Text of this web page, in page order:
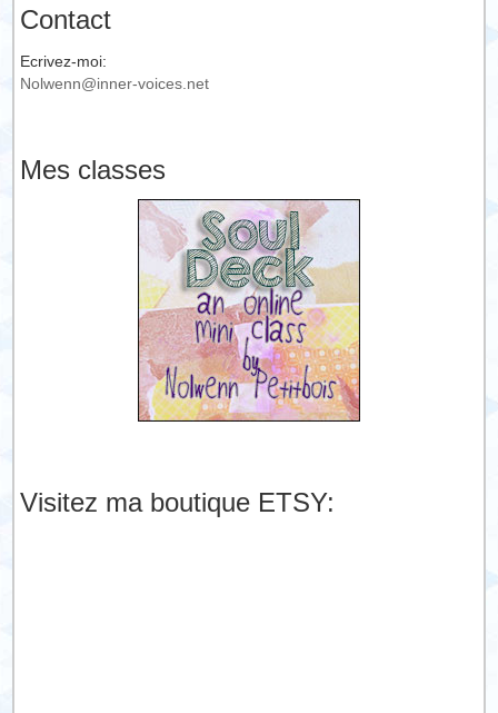
Contact
Ecrivez-moi:
Nolwenn@inner-voices.net
Mes classes
Visitez ma boutique ETSY: